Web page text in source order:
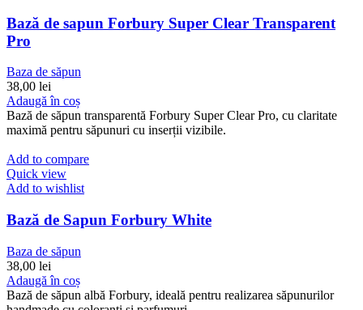
Bază de sapun Forbury Super Clear Transparent
Pro
Baza de săpun
38,00 lei
Adaugă în coș
Bază de săpun transparentă Forbury Super Clear Pro, cu claritate
maximă pentru săpunuri cu inserții vizibile.
Add to compare
Quick view
Add to wishlist
Bază de Sapun Forbury White
Baza de săpun
38,00 lei
Adaugă în coș
Bază de săpun albă Forbury, ideală pentru realizarea săpunurilor